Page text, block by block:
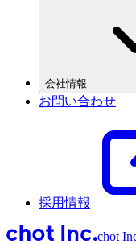
会社情報
お問い合わせ
採用情報
chot